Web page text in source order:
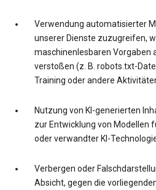
Verwendung automatisierter
unserer Dienste zuzugreifen,
maschinenlesbaren Vorgaben
verstoßen (z. B. robots.txt-
Training oder andere
Nutzung von KI-generierten
zur Entwicklung von Modellen
oder verwandter KI-
Verbergen oder
Absicht, gegen die